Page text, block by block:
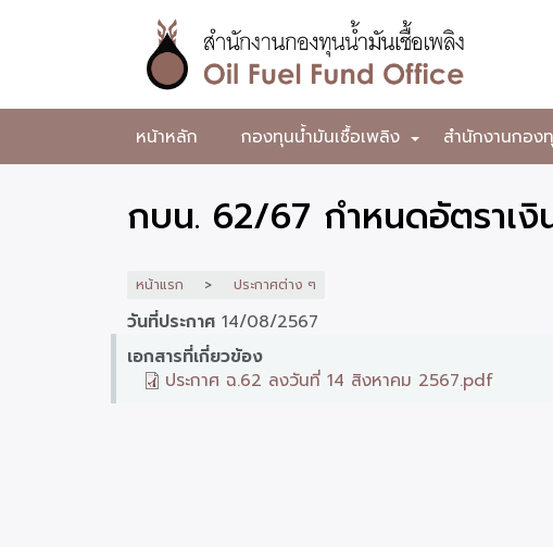
หลัก
สำนักงาน
กองทุน
น้ำมัน
เพลิง
หน้าหลัก +
กองทุนน้ำมันเชื้อเพลิง สำนักงานกอง
กบน. 62/67 กำหนดอัตราเ
หน้าแรก ประกาศต่าง ๆ
วันที่ประกาศ 14/08/2567
เอกสารที่เกี่ยวข้อง
ประกาศ ฉ.62 ลงวันที่ 14 สิงหาคม 2567.pdf